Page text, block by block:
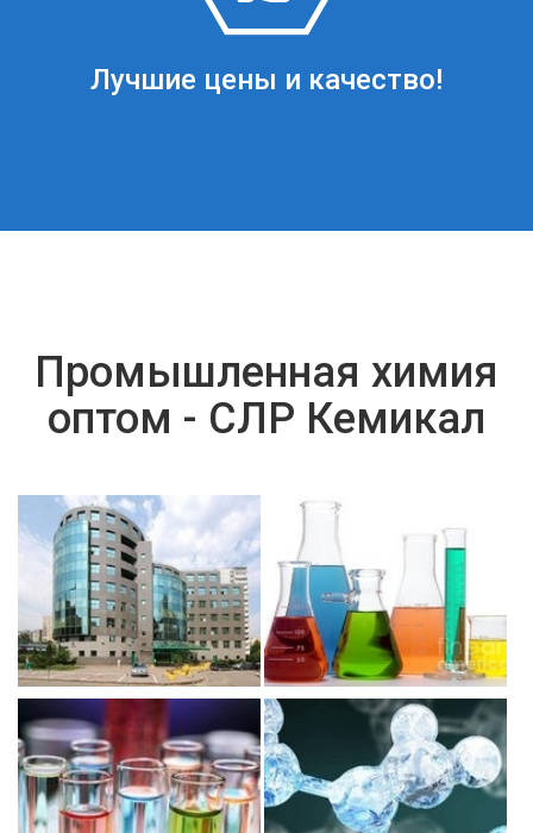
Лучшие цены и качество!
Промышленная химия
оптом - СЛР Кемикал